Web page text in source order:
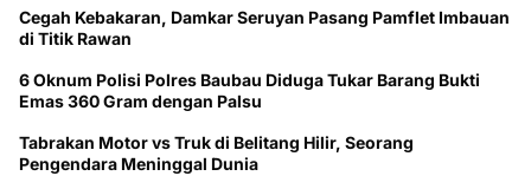
Cegah Kebakaran, Damkar Seruyan Pasang Pamflet Imbauan
di Titik Rawan
6 Oknum Polisi Polres Baubau Diduga Tukar Barang Bukti
Emas 360 Gram dengan Palsu
Tabrakan Motor vs Truk di Belitang Hilir, Seorang
Pengendara Meninggal Dunia